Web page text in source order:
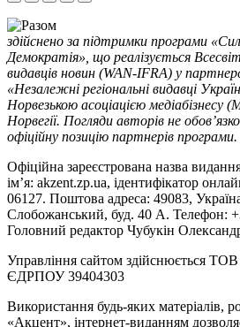
здійснено за підтримки програми
Демократія», що реалізується
видавців новин (WAN-IFRA) у
«Незалежні регіональні видавці
Норвезькою асоціацією медіабізнесу
Норвегії. Погляди авторів не
офіційну позицію партнерів програми.
Офіційна зареєстрована назва
ім’я: akzent.zp.ua, ідентифікатор
06127. Поштова адреса: 49083,
Слобожанський, буд. 40 А. Телефон:
Головний редактор Чубукін
Управління сайтом здійснюється
ЄДРПОУ 39404303
Використання будь-яких матеріалів,
«Акцент», інтернет-виданням